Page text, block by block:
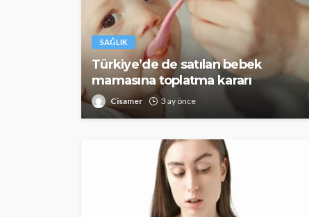
SAĞLIK
Türkiye’de de satılan bebek
mamasına toplatma kararı
Cisamer 3 ay önce